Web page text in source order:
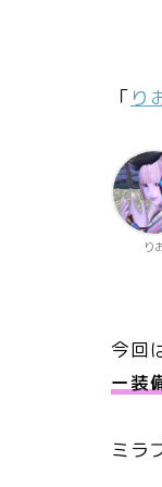
「 り
り
今回
ー装
ミラ